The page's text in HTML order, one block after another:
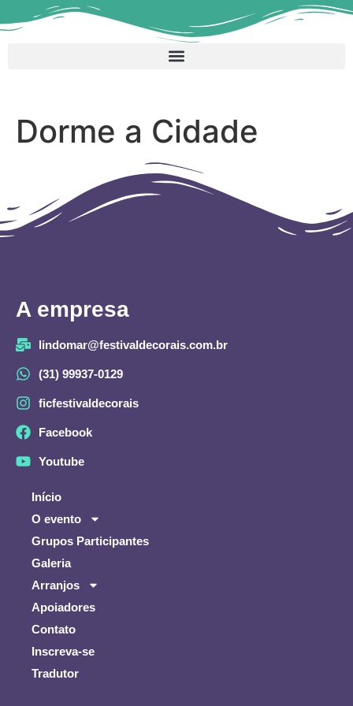
Dorme a Cidade
A empresa
lindomar@festivaldecorais.com.br
(31) 99937-0129
ficfestivaldecorais
Facebook
Youtube
Início
O evento
Grupos Participantes
Galeria
Arranjos
Apoiadores
Contato
Inscreva-se
Tradutor